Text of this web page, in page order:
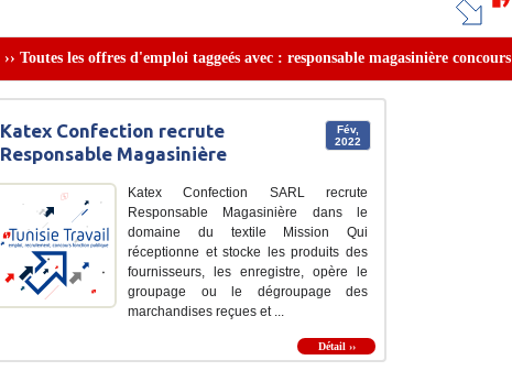
›› Toutes les offres d'emploi taggeés avec : responsable magasinière concours
Fév,
2022
Katex Confection recrute
Responsable Magasinière
Katex Confection SARL recrute
Responsable Magasinière dans le
domaine du textile Mission Qui
réceptionne et stocke les produits des
fournisseurs, les enregistre, opère le
groupage ou le dégroupage des
marchandises reçues et ...
Détail ››